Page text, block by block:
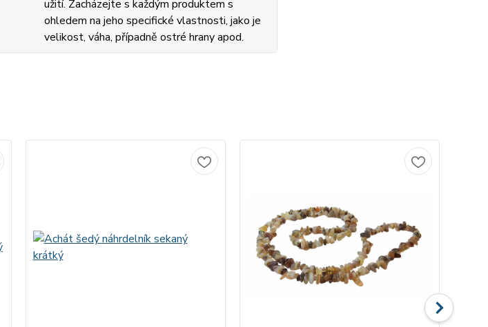
užití. Zacházejte s každým produktem s
ohledem na jeho specifické vlastnosti, jako je
velikost, váha, případně ostré hrany apod.